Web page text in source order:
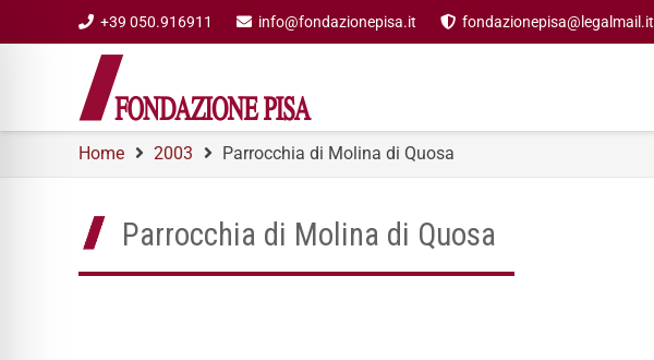
+39 050.916911 info@fondazionepisa.it fondazionepisa@legalmail.it
Home 2003 Parrocchia di Molina di Quosa
Parrocchia di Molina di Quosa